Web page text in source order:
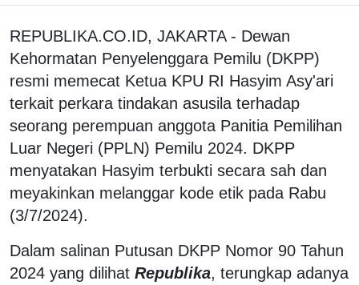
REPUBLIKA.CO.ID, JAKARTA - Dewan
Kehormatan Penyelenggara Pemilu (DKPP)
resmi memecat Ketua KPU RI Hasyim Asy'ari
terkait perkara tindakan asusila terhadap
seorang perempuan anggota Panitia Pemilihan
Luar Negeri (PPLN) Pemilu 2024. DKPP
menyatakan Hasyim terbukti secara sah dan
meyakinkan melanggar kode etik pada Rabu
(3/7/2024).
Dalam salinan Putusan DKPP Nomor 90 Tahun
2024 yang dilihat Republika, terungkap adanya